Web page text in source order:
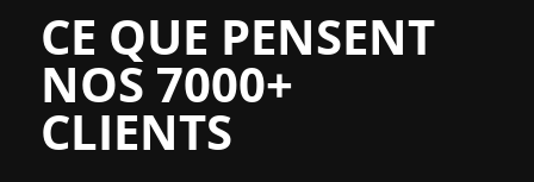
CE QUE PENSENT
NOS 7000+
CLIENTS